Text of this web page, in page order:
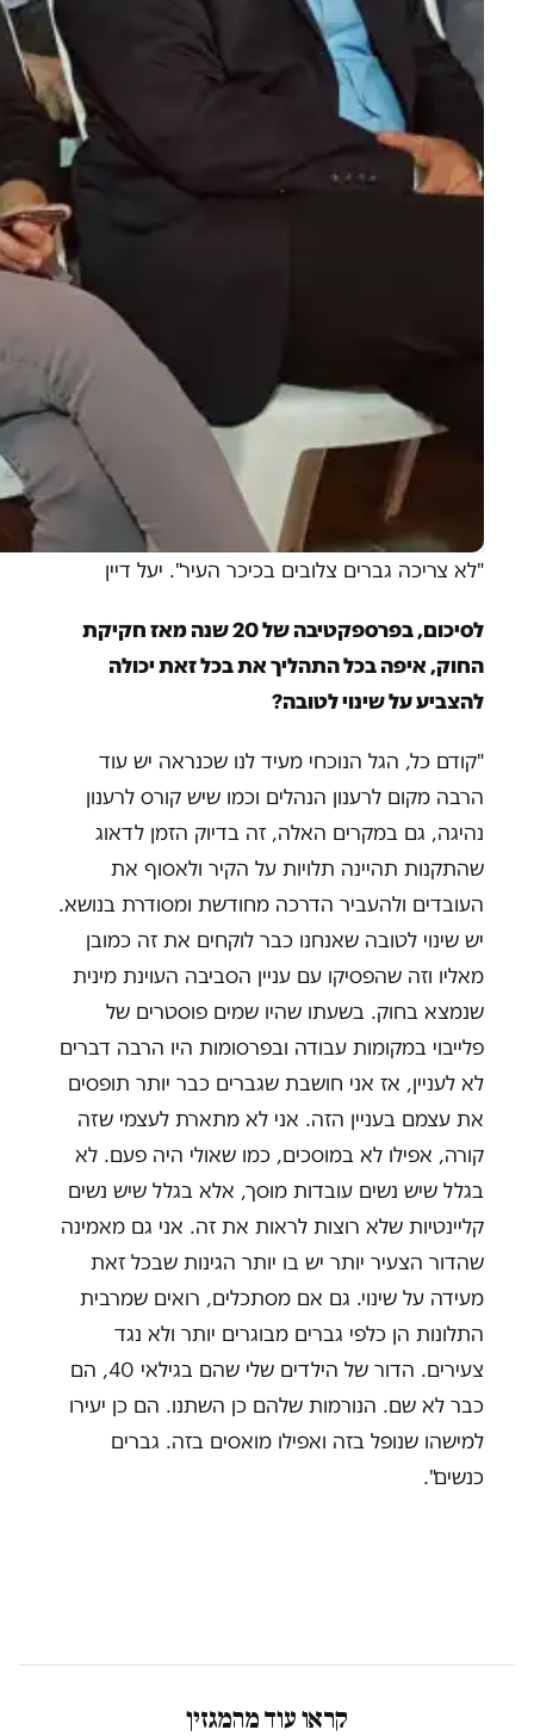
"לא צריכה גברים צלובים בכיכר העיר". יעל דיין
לסיכום, בפרספקטיבה של 20 שנה מאז חקיקת
החוק, איפה בכל התהליך את בכל זאת יכולה
להצביע על שינוי לטובה?
"קודם כל, הגל הנוכחי מעיד לנו שכנראה יש עוד
הרבה מקום לרענון הנהלים וכמו שיש קורס לרענון
נהיגה, גם במקרים האלה, זה בדיוק הזמן לדאוג
שהתקנות תהיינה תלויות על הקיר ולאסוף את
העובדים ולהעביר הדרכה מחודשת ומסודרת בנושא.
יש שינוי לטובה שאנחנו כבר לוקחים את זה כמובן
מאליו וזה שהפסיקו עם עניין הסביבה העוינת מינית
שנמצא בחוק. בשעתו שהיו שמים פוסטרים של
פלייבוי במקומות עבודה ובפרסומות היו הרבה דברים
לא לעניין, אז אני חושבת שגברים כבר יותר תופסים
את עצמם בעניין הזה. אני לא מתארת לעצמי שזה
קורה, אפילו לא במוסכים, כמו שאולי היה פעם. לא
בגלל שיש נשים עובדות מוסך, אלא בגלל שיש נשים
קליינטיות שלא רוצות לראות את זה. אני גם מאמינה
שהדור הצעיר יותר יש בו יותר הגינות שבכל זאת
מעידה על שינוי. גם אם מסתכלים, רואים שמרבית
התלונות הן כלפי גברים מבוגרים יותר ולא נגד
צעירים. הדור של הילדים שלי שהם בגילאי 40, הם
כבר לא שם. הנורמות שלהם כן השתנו. הם כן יעירו
למישהו שנופל בזה ואפילו מואסים בזה. גברים
כנשים".
קראו עוד מהמגזין